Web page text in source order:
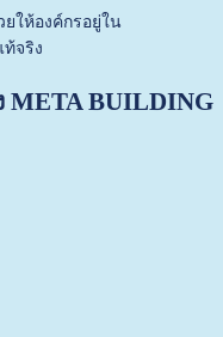
ให้องค์กรอยู่ใน
ท้จริง
BUILDING